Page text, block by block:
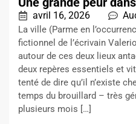
avril 16, 2026
La ville (Parme en
fictionnel de l’écrivain
autour de ces deux lieux
deux repères essentiels et
tenté de dire qu’il n’existe
temps du brouillard – très
plusieurs mois […]